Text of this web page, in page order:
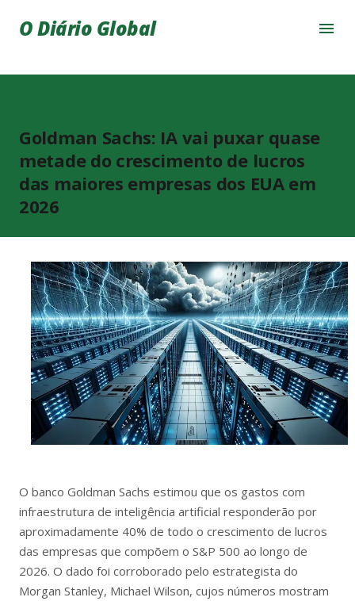
Pular para o conteúdo principal
O Diário Global
Goldman Sachs: IA vai puxar quase
metade do crescimento de lucros
das maiores empresas dos EUA em
2026
O banco Goldman Sachs estimou que os gastos com
infraestrutura de inteligência artificial responderão por
aproximadamente 40% de todo o crescimento de lucros
das empresas que compõem o S&P 500 ao longo de
2026. O dado foi corroborado pelo estrategista do
Morgan Stanley, Michael Wilson, cujos números mostram